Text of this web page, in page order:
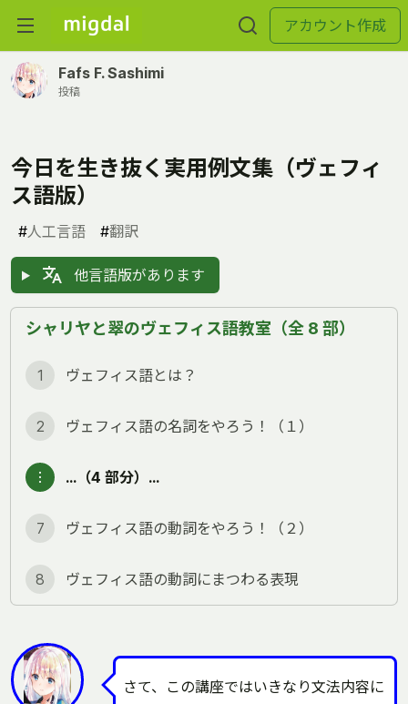
アカウント作成
Fafs F. Sashimi
投稿
今日を生き抜く実用例文集（ヴェフィ
ス語版）
#人工言語 #翻訳
他言語版があります
シャリヤと翠のヴェフィス語教室（全 8 部）
1 ヴェフィス語とは？
2 ヴェフィス語の名詞をやろう！（１）
︙ …（4 部分）…
7 ヴェフィス語の動詞をやろう！（２）
8 ヴェフィス語の動詞にまつわる表現
さて、この講座ではいきなり文法内容に